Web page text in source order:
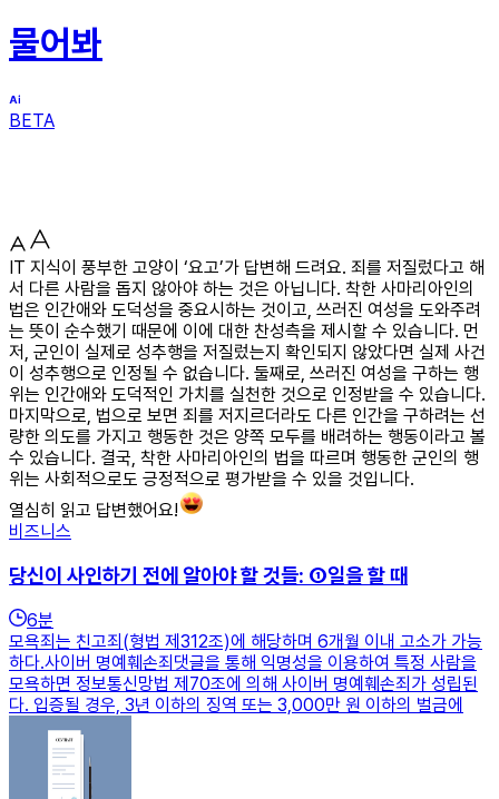
물어봐
BETA
IT 지식이 풍부한 고양이 ‘요고’가 답변해 드려요. 죄를 저질렀다고 해
서 다른 사람을 돕지 않아야 하는 것은 아닙니다. 착한 사마리아인의
법은 인간애와 도덕성을 중요시하는 것이고, 쓰러진 여성을 도와주려
는 뜻이 순수했기 때문에 이에 대한 찬성측을 제시할 수 있습니다. 먼
저, 군인이 실제로 성추행을 저질렀는지 확인되지 않았다면 실제 사건
이 성추행으로 인정될 수 없습니다. 둘째로, 쓰러진 여성을 구하는 행
위는 인간애와 도덕적인 가치를 실천한 것으로 인정받을 수 있습니다.
마지막으로, 법으로 보면 죄를 저지르더라도 다른 인간을 구하려는 선
량한 의도를 가지고 행동한 것은 양쪽 모두를 배려하는 행동이라고 볼
수 있습니다. 결국, 착한 사마리아인의 법을 따르며 행동한 군인의 행
위는 사회적으로도 긍정적으로 평가받을 수 있을 것입니다.
열심히 읽고 답변했어요!
비즈니스
당신이 사인하기 전에 알아야 할 것들: ①일을 할 때
6분
모욕죄는 친고죄(형법 제312조)에 해당하며 6개월 이내 고소가 가능
하다.사이버 명예훼손죄댓글을 통해 익명성을 이용하여 특정 사람을
모욕하면 정보통신망법 제70조에 의해 사이버 명예훼손죄가 성립된
다. 입증될 경우, 3년 이하의 징역 또는 3,000만 원 이하의 벌금에